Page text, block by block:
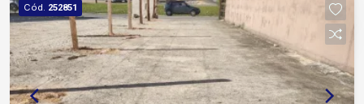
realidade, localizado na Vila Barão próximo a
diversos comércios.
Cód. 252851